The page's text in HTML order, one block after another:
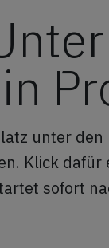
unter
Klick dafür
sofort